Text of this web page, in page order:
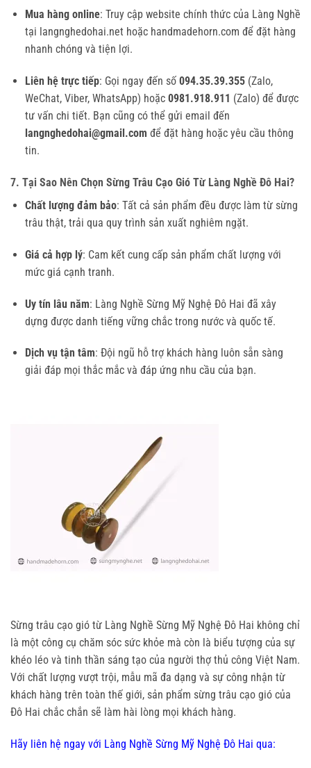
Mua hàng online: Truy cập website chính thức của Làng Nghề
tại langnghedohai.net hoặc handmadehorn.com để đặt hàng
nhanh chóng và tiện lợi.
Liên hệ trực tiếp: Gọi ngay đến số 094.35.39.355(Zalo,
WeChat, Viber, WhatsApp) hoặc 0981.918.911 (Zalo) để được
tư vấn chi tiết. Bạn cũng có thể gửi email đến
langnghedohai@gmail.com để đặt hàng hoặc yêu cầu thông
tin.
7. Tại Sao Nên Chọn Sừng Trâu Cạo Gió Từ Làng Nghề Đô Hai?
Chất lượng đảm bảo: Tất cả sản phẩm đều được làm từ sừng
trâu thật, trải qua quy trình sản xuất nghiêm ngặt.
Giá cả hợp lý: Cam kết cung cấp sản phẩm chất lượng với
mức giá cạnh tranh.
Uy tín lâu năm: Làng Nghề Sừng Mỹ Nghệ Đô Hai đã xây
dựng được danh tiếng vững chắc trong nước và quốc tế.
Dịch vụ tận tâm: Đội ngũ hỗ trợ khách hàng luôn sẵn sàng
giải đáp mọi thắc mắc và đáp ứng nhu cầu của bạn.
Sừng trâu cạo gió từ Làng Nghề Sừng Mỹ Nghệ Đô Hai không chỉ
là một công cụ chăm sóc sức khỏe mà còn là biểu tượng của sự
khéo léo và tinh thần sáng tạo của người thợ thủ công Việt Nam.
Với chất lượng vượt trội, mẫu mã đa dạng và sự công nhận từ
khách hàng trên toàn thế giới, sản phẩm sừng trâu cạo gió của
Đô Hai chắc chắn sẽ làm hài lòng mọi khách hàng.
Hãy liên hệ ngay với Làng Nghề Sừng Mỹ Nghệ Đô Hai qua: